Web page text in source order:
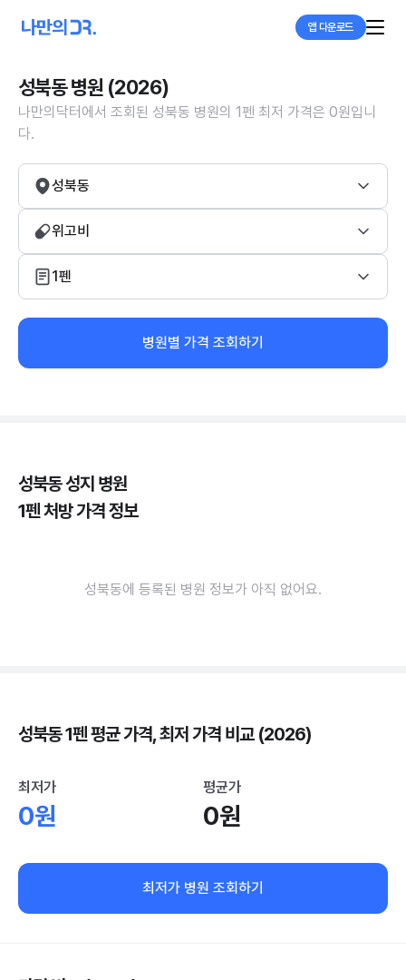
앱 다운로드
성북동 병원 (2026)
나만의닥터에서 조회된 성북동 병원의 1펜 최저 가격은 0원입니
다.
성북동
위고비
1펜
병원별 가격 조회하기
성북동 성지 병원
1펜 처방 가격 정보
성북동에 등록된 병원 정보가 아직 없어요.
성북동 1펜 평균 가격, 최저 가격 비교 (2026)
최저가
0원
평균가
0원
최저가 병원 조회하기